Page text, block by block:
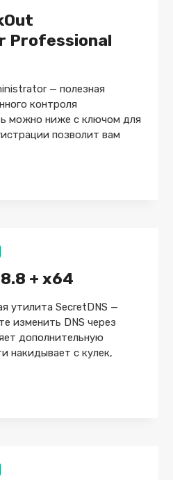
Professional
— полезная
контроля
можно ниже с ключом для
позволит вам
+ x64
утилита SecretDNS —
изменить DNS через
дополнительную
накидывает с кулек,